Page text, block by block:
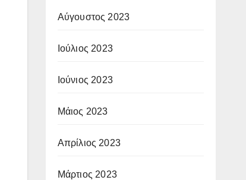
Αύγουστος 2023
Ιούλιος 2023
Ιούνιος 2023
Μάιος 2023
Απρίλιος 2023
Μάρτιος 2023